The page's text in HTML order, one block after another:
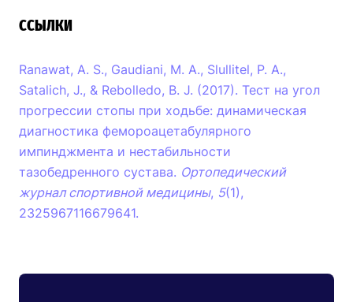
ССЫЛКИ
Ranawat, A. S., Gaudiani, M. A., Slullitel, P. A.,
Satalich, J., & Rebolledo, B. J. (2017). Тест на угол
прогрессии стопы при ходьбе: динамическая
диагностика фемороацетабулярного
импинджмента и нестабильности
тазобедренного сустава. Ортопедический
журнал спортивной медицины, 5(1),
2325967116679641.